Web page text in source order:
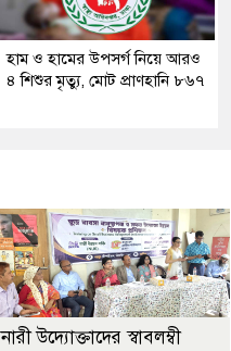
হাম ও হামের উপসর্গ নিয়ে আরও
৪ শিশুর মৃত্যু, মোট প্রাণহানি ৮৬৭
নারী উদ্যোক্তাদের স্বাবলম্বী